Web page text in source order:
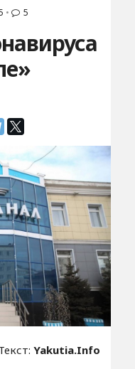
• 5
Yakutia.Info